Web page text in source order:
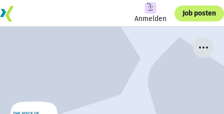
Anmelden
Job posten